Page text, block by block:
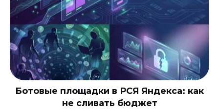
Ботовые площадки в РСЯ Яндекса: как
не сливать бюджет